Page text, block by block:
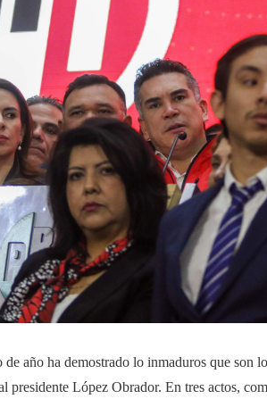
año ha demostrado lo inmaduros que son
presidente López Obrador. En tres actos,